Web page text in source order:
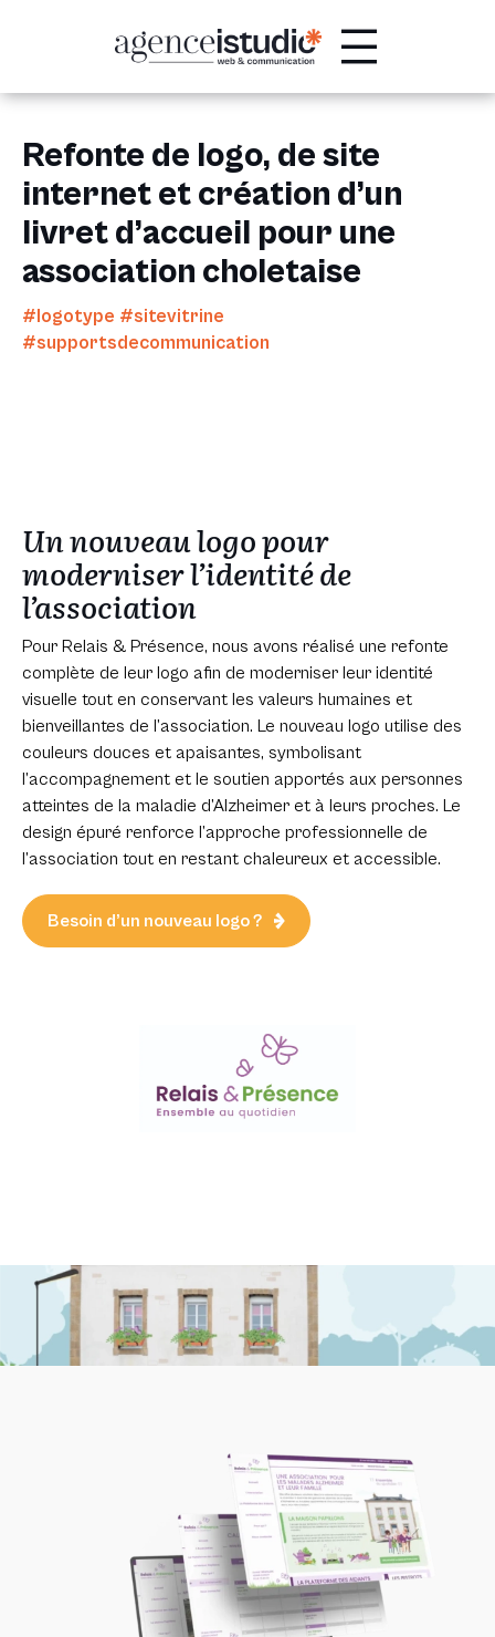
Refonte de logo, de site
internet et création d’un
livret d’accueil pour une
association choletaise
#logotype #sitevitrine
#supportsdecommunication
Un nouveau logo pour
moderniser l’identité de
l’association
Pour Relais & Présence, nous avons réalisé une refonte
complète de leur logo afin de moderniser leur identité
visuelle tout en conservant les valeurs humaines et
bienveillantes de l’association. Le nouveau logo utilise des
couleurs douces et apaisantes, symbolisant
l’accompagnement et le soutien apportés aux personnes
atteintes de la maladie d’Alzheimer et à leurs proches. Le
design épuré renforce l’approche professionnelle de
l’association tout en restant chaleureux et accessible.
Besoin d’un nouveau logo ?